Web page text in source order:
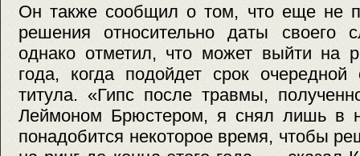
Он также сообщил о том, что еще не
решения относительно даты своего
однако отметил, что может выйти на
года, когда подойдет срок очередной
титула. «Гипс после травмы,
Леймоном Брюстером, я снял лишь в
понадобится некоторое время, чтобы